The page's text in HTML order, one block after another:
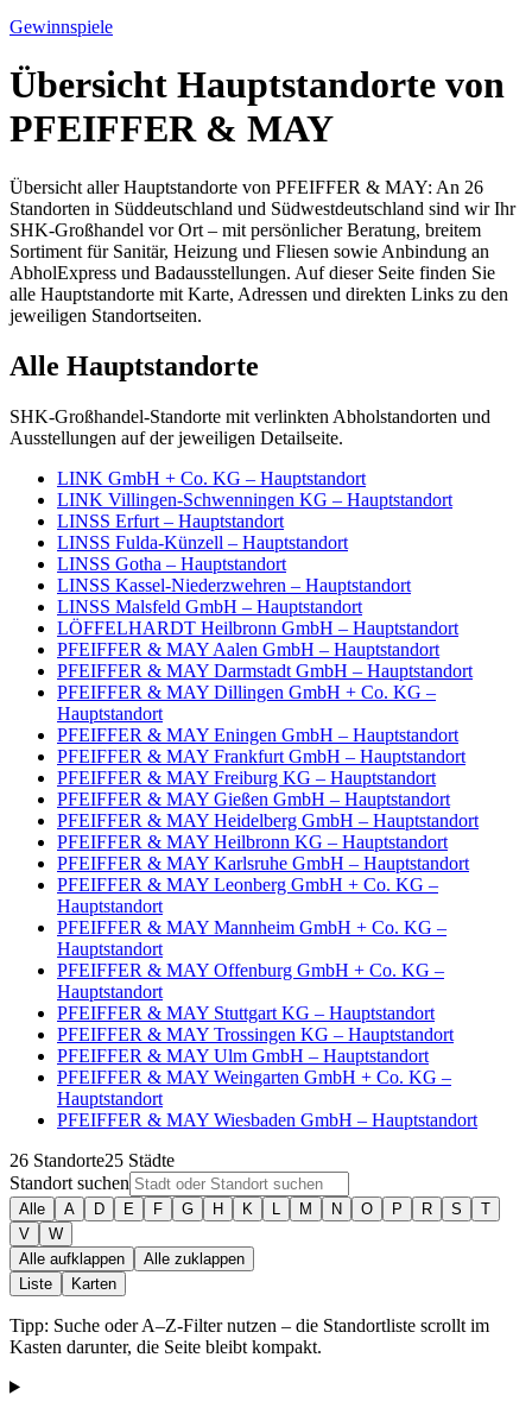
Gewinnspiele
Übersicht Hauptstandorte von
PFEIFFER & MAY
Übersicht aller Hauptstandorte von PFEIFFER & MAY: An 26
Standorten in Süddeutschland und Südwestdeutschland sind wir Ihr
SHK-Großhandel vor Ort – mit persönlicher Beratung, breitem
Sortiment für Sanitär, Heizung und Fliesen sowie Anbindung an
AbholExpress und Badausstellungen. Auf dieser Seite finden Sie
alle Hauptstandorte mit Karte, Adressen und direkten Links zu den
jeweiligen Standortseiten.
Alle Hauptstandorte
SHK-Großhandel-Standorte mit verlinkten Abholstandorten und
Ausstellungen auf der jeweiligen Detailseite.
LINK GmbH + Co. KG – Hauptstandort
LINK Villingen-Schwenningen KG – Hauptstandort
LINSS Erfurt – Hauptstandort
LINSS Fulda-Künzell – Hauptstandort
LINSS Gotha – Hauptstandort
LINSS Kassel-Niederzwehren – Hauptstandort
LINSS Malsfeld GmbH – Hauptstandort
LÖFFELHARDT Heilbronn GmbH – Hauptstandort
PFEIFFER & MAY Aalen GmbH – Hauptstandort
PFEIFFER & MAY Darmstadt GmbH – Hauptstandort
PFEIFFER & MAY Dillingen GmbH + Co. KG –
Hauptstandort
PFEIFFER & MAY Eningen GmbH – Hauptstandort
PFEIFFER & MAY Frankfurt GmbH – Hauptstandort
PFEIFFER & MAY Freiburg KG – Hauptstandort
PFEIFFER & MAY Gießen GmbH – Hauptstandort
PFEIFFER & MAY Heidelberg GmbH – Hauptstandort
PFEIFFER & MAY Heilbronn KG – Hauptstandort
PFEIFFER & MAY Karlsruhe GmbH – Hauptstandort
PFEIFFER & MAY Leonberg GmbH + Co. KG –
Hauptstandort
PFEIFFER & MAY Mannheim GmbH + Co. KG –
Hauptstandort
PFEIFFER & MAY Offenburg GmbH + Co. KG –
Hauptstandort
PFEIFFER & MAY Stuttgart KG – Hauptstandort
PFEIFFER & MAY Trossingen KG – Hauptstandort
PFEIFFER & MAY Ulm GmbH – Hauptstandort
PFEIFFER & MAY Weingarten GmbH + Co. KG –
Hauptstandort
PFEIFFER & MAY Wiesbaden GmbH – Hauptstandort
26 Standorte25 Städte
Standort suchen
Alle A D E F G H K L M N O P R S
T
V
W
Alle aufklappen
Alle zuklappen
Liste
Karten
Tipp: Suche oder A–Z-Filter nutzen – die Standortliste scrollt im
Kasten darunter, die Seite bleibt kompakt.